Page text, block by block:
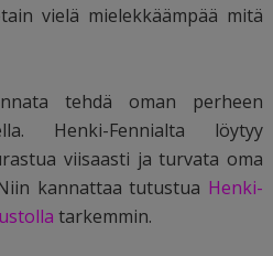
vielä mielekkäämpää mitä
tehdä oman perheen
Henki-Fennialta löytyy
viisaasti ja turvata oma
kannattaa tutustua Henki-
tarkemmin.